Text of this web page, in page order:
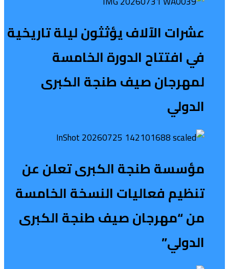
عشرات الآلاف يؤثثون ليلة تاريخية
في افتتاح الدورة الخامسة
لمهرجان صيف طنجة الكبرى
الدولي
مؤسسة طنجة الكبرى تعلن عن
تنظيم فعاليات النسخة الخامسة
من “مهرجان صيف طنجة الكبرى
الدولي”